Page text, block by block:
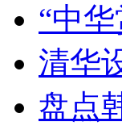
“中
清华
盘点